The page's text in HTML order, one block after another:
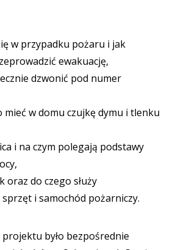
w przypadku pożaru i jak
ewakuację,
dzwonić pod numer
mieć w domu czujkę dymu i tlenku
i na czym polegają podstawy
oraz do czego służy
i samochód pożarniczy.
było bezpośrednie